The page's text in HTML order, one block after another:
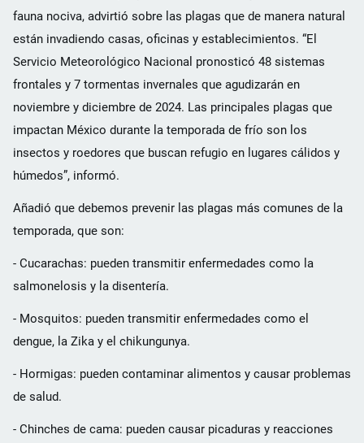
fauna nociva, advirtió sobre las plagas que de manera natural
están invadiendo casas, oficinas y establecimientos. “El
Servicio Meteorológico Nacional pronosticó 48 sistemas
frontales y 7 tormentas invernales que agudizarán en
noviembre y diciembre de 2024. Las principales plagas que
impactan México durante la temporada de frío son los
insectos y roedores que buscan refugio en lugares cálidos y
húmedos”, informó.
Añadió que debemos prevenir las plagas más comunes de la
temporada, que son:
- Cucarachas: pueden transmitir enfermedades como la
salmonelosis y la disentería.
- Mosquitos: pueden transmitir enfermedades como el
dengue, la Zika y el chikungunya.
- Hormigas: pueden contaminar alimentos y causar problemas
de salud.
- Chinches de cama: pueden causar picaduras y reacciones